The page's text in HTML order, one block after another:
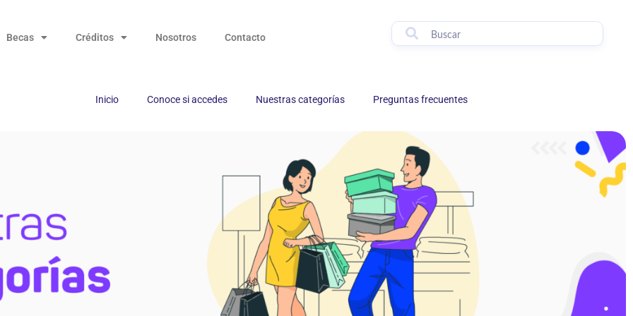
Becas Créditos Nosotros Contacto
Inicio Conoce si accedes Nuestras categorías Preguntas frecuentes